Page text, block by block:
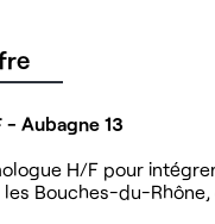
Aubagne 13
H/F pour
Bouches-du-